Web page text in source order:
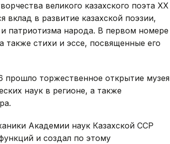
великого казахского поэта ХХ
в развитие казахской поэзии,
патриотизма народа. В первом номере
стихи и эссе, посвященные его
торжественное открытие музея
наук в регионе, а также
Академии наук Казахской ССР
и создал по этому